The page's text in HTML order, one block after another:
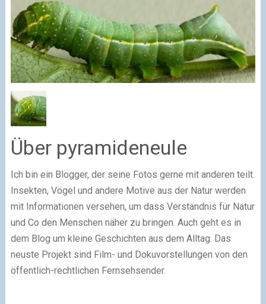
Über pyramideneule
Ich bin ein Blogger, der seine Fotos gerne mit anderen teilt.
Insekten, Vögel und andere Motive aus der Natur werden
mit Informationen versehen, um dass Verständnis für Natur
und Co den Menschen näher zu bringen. Auch geht es in
dem Blog um kleine Geschichten aus dem Alltag. Das
neuste Projekt sind Film- und Dokuvorstellungen von den
öffentlich-rechtlichen Fernsehsender.